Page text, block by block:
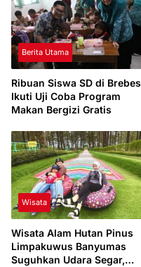
Berita Utama
Ribuan Siswa SD di Brebes
Ikuti Uji Coba Program
Makan Bergizi Gratis
Wisata
Wisata Alam Hutan Pinus
Limpakuwus Banyumas
Suguhkan Udara Segar,